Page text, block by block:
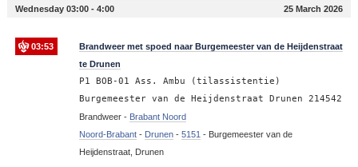
Wednesday 03:00 - 4:00 25 March 2026
03:53
Brandweer met spoed naar Burgemeester van de Heijdenstraat
te Drunen
P1 BOB-01 Ass. Ambu (tilassistentie)
Burgemeester van de Heijdenstraat Drunen 214542
Brandweer - Brabant Noord
Noord-Brabant- Drunen- 5151 - Burgemeester van de
Heijdenstraat, Drunen